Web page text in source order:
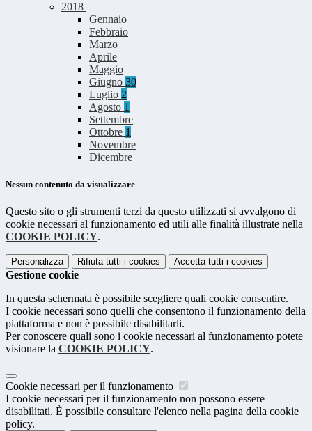
2018
Gennaio
Febbraio
Marzo
Aprile
Maggio
Giugno 30
Luglio 2
Agosto 1
Settembre
Ottobre 1
Novembre
Dicembre
Nessun contenuto da visualizzare
Questo sito o gli strumenti terzi da questo utilizzati si avvalgono di
cookie necessari al funzionamento ed utili alle finalità illustrate nella
COOKIE POLICY.
Personalizza Rifiuta tutti i cookies Accetta tutti i cookies
Gestione cookie
In questa schermata è possibile scegliere quali cookie consentire.
I cookie necessari sono quelli che consentono il funzionamento della
piattaforma e non è possibile disabilitarli.
Per conoscere quali sono i cookie necessari al funzionamento potete
visionare la COOKIE POLICY.
Cookie necessari per il funzionamento
I cookie necessari per il funzionamento non possono essere
disabilitati. È possibile consultare l'elenco nella pagina della cookie
policy.